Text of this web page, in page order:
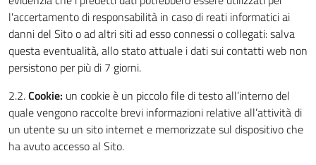
l'accertamento di responsabilità in caso di reati informatici ai
danni del Sito o ad altri siti ad esso connessi o collegati: salva
questa eventualità, allo stato attuale i dati sui contatti web non
persistono per più di 7 giorni.
2.2.Cookie: un cookie è un piccolo file di testo all’interno del
quale vengono raccolte brevi informazioni relative all’attività di
un utente su un sito internet e memorizzate sul dispositivo che
ha avuto accesso al Sito.